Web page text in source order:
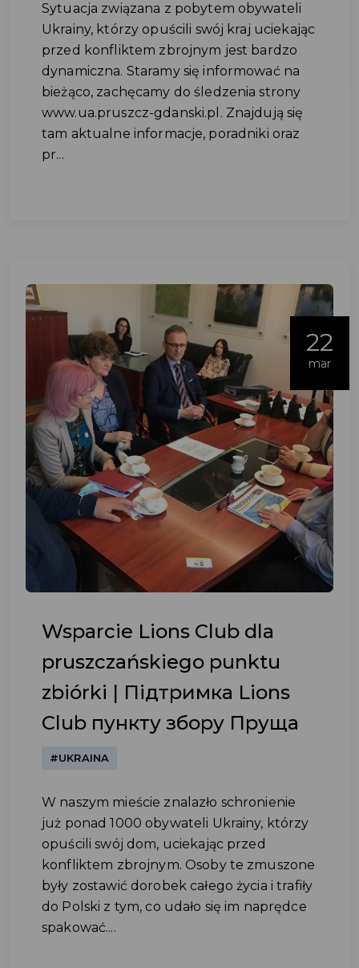
Sytuacja związana z pobytem obywateli
Ukrainy, którzy opuścili swój kraj uciekając
przed konfliktem zbrojnym jest bardzo
dynamiczna. Staramy się informować na
bieżąco, zachęcamy do śledzenia strony
www.ua.pruszcz-gdanski.pl. Znajdują się
tam aktualne informacje, poradniki oraz
pr...
22
mar
Wsparcie Lions Club dla
pruszczańskiego punktu
zbiórki | Підтримка Lions
Club пункту збору Пруща
#UKRAINA
W naszym mieście znalazło schronienie
już ponad 1000 obywateli Ukrainy, którzy
opuścili swój dom, uciekając przed
konfliktem zbrojnym. Osoby te zmuszone
były zostawić dorobek całego życia i trafiły
do Polski z tym, co udało się im naprędce
spakować....